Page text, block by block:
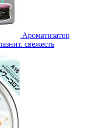
Ароматизатор
свежесть